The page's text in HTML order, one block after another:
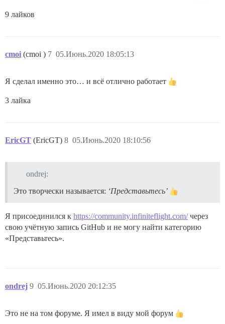
9 лайков
cmoi (cmoi ) 05.Июнь.2020 18:05:13
7
Я сделал именно это… и всё отлично работает
3 лайка
EricGT (EricGT) 05.Июнь.2020 18:10:56
8
ondrej:
Это творчески называется: ‘Представьтесь’
Я присоединился к https://community.infiniteflight.com/через
свою учётную запись GitHub и не могу найти категорию
«Представьтесь».
ondrej 05.Июнь.2020 20:12:35
9
Это не на том форуме. Я имел в виду мой форум